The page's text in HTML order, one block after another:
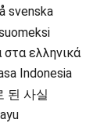
svenska
ελληνικά
Indonesia
사실